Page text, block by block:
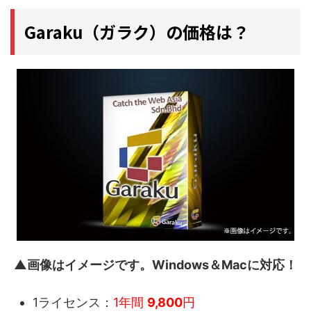
Garaku（ガラク）の価格は？
▲画像はイメージです。Windows＆Macに対応！
1ライセンス： 1年間 9,800円